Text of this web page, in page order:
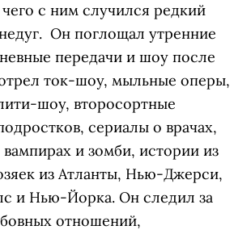
с ним случился редкий
Он поглощал утренние
передачи и шоу после
ток-шоу, мыльные оперы,
шоу, второсортные
сериалы о врачах,
и зомби, истории из
из Атланты, Нью-Джерси,
и Нью-Йорка. Он следил за
отношений,